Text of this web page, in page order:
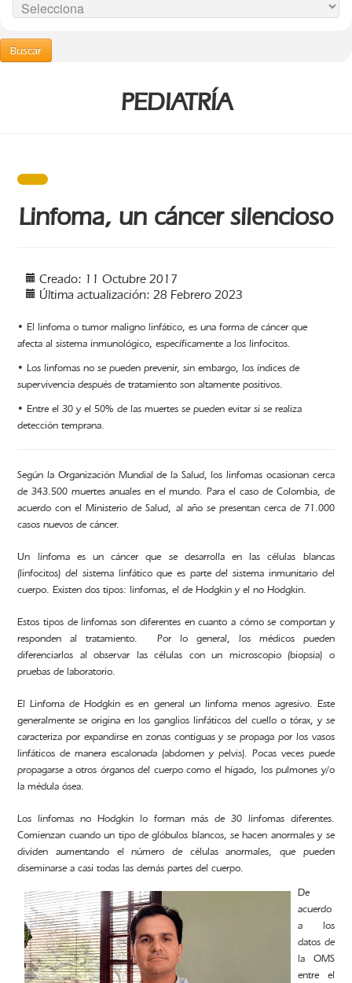
Buscar
PEDIATRÍA
Linfoma, un cáncer silencioso
Creado: 11 Octubre 2017
Última actualización: 28 Febrero 2023
• El linfoma o tumor maligno linfático, es una forma de cáncer que
afecta al sistema inmunológico, específicamente a los linfocitos.
• Los linfomas no se pueden prevenir, sin embargo, los índices de
supervivencia después de tratamiento son altamente positivos.
• Entre el 30 y el 50% de las muertes se pueden evitar si se realiza
detección temprana.
Según la Organización Mundial de la Salud, los linfomas ocasionan cerca
de 343.500 muertes anuales en el mundo. Para el caso de Colombia, de
acuerdo con el Ministerio de Salud, al año se presentan cerca de 71.000
casos nuevos de cáncer.
Un linfoma es un cáncer que se desarrolla en las células blancas
(linfocitos) del sistema linfático que es parte del sistema inmunitario del
cuerpo. Existen dos tipos: linfomas, el de Hodgkin y el no Hodgkin.
Estos tipos de linfomas son diferentes en cuanto a cómo se comportan y
responden al tratamiento. Por lo general, los médicos pueden
diferenciarlos al observar las células con un microscopio (biopsia) o
pruebas de laboratorio.
El Linfoma de Hodgkin es en general un linfoma menos agresivo. Este
generalmente se origina en los ganglios linfáticos del cuello o tórax, y se
caracteriza por expandirse en zonas contiguas y se propaga por los vasos
linfáticos de manera escalonada (abdomen y pelvis). Pocas veces puede
propagarse a otros órganos del cuerpo como el hígado, los pulmones y/o
la médula ósea.
Los linfomas no Hodgkin lo forman más de 30 linfomas diferentes.
Comienzan cuando un tipo de glóbulos blancos, se hacen anormales y se
dividen aumentando el número de células anormales, que pueden
diseminarse a casi todas las demás partes del cuerpo.
De
acuerdo
a los
datos de
la OMS
entre el